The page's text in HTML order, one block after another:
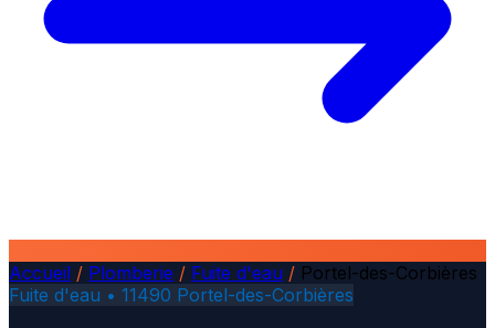
Accueil / Plomberie / Fuite d'eau / Portel-des-Corbières
Fuite d'eau • 11490 Portel-des-Corbières